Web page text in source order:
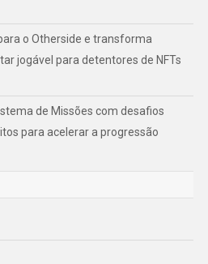
o Otherside e transforma
jogável para detentores de NFTs
de Missões com desafios
para acelerar a progressão